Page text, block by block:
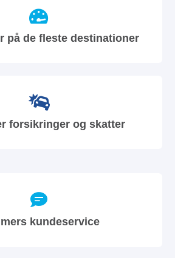
på de fleste destinationer
forsikringer og skatter
kundeservice